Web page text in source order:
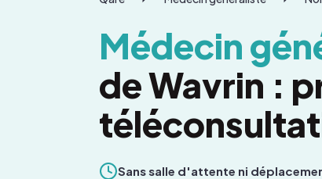
Médecin
de Wavrin :
Sans salle d'attente ni